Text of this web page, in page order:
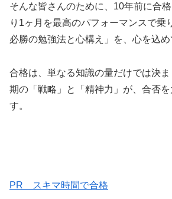
そんな皆さんのために、10年前に合
り1ヶ月を最高のパフォーマンスで乗
必勝の勉強法と心構え」を、心を込め
合格は、単なる知識の量だけでは決
期の「戦略」と「精神力」が、合否
す。
PR スキマ時間で合格